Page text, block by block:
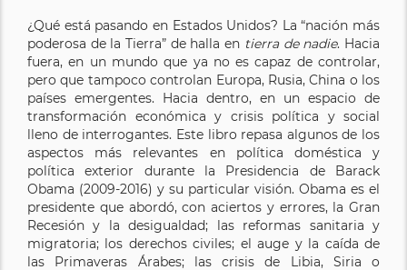
¿Qué está pasando en Estados Unidos? La “nación más
poderosa de la Tierra” de halla en tierra de nadie. Hacia
fuera, en un mundo que ya no es capaz de controlar,
pero que tampoco controlan Europa, Rusia, China o los
países emergentes. Hacia dentro, en un espacio de
transformación económica y crisis política y social
lleno de interrogantes. Este libro repasa algunos de los
aspectos más relevantes en política doméstica y
política exterior durante la Presidencia de Barack
Obama (2009-2016) y su particular visión. Obama es el
presidente que abordó, con aciertos y errores, la Gran
Recesión y la desigualdad; las reformas sanitaria y
migratoria; los derechos civiles; el auge y la caída de
las Primaveras Árabes; las crisis de Libia, Siria o